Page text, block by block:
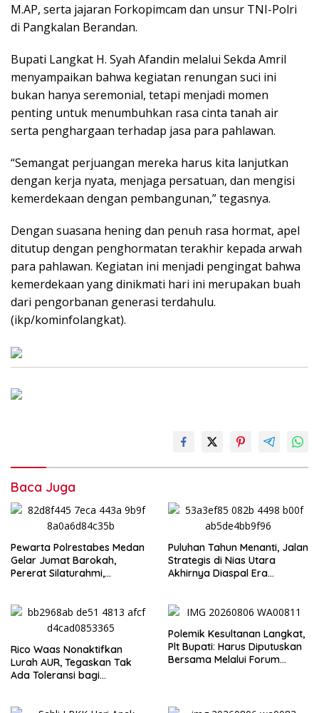
M.AP, serta jajaran Forkopimcam dan unsur TNI-Polri
di Pangkalan Berandan.
Bupati Langkat H. Syah Afandin melalui Sekda Amril
menyampaikan bahwa kegiatan renungan suci ini
bukan hanya seremonial, tetapi menjadi momen
penting untuk menumbuhkan rasa cinta tanah air
serta penghargaan terhadap jasa para pahlawan.
“Semangat perjuangan mereka harus kita lanjutkan
dengan kerja nyata, menjaga persatuan, dan mengisi
kemerdekaan dengan pembangunan,” tegasnya.
Dengan suasana hening dan penuh rasa hormat, apel
ditutup dengan penghormatan terakhir kepada arwah
para pahlawan. Kegiatan ini menjadi pengingat bahwa
kemerdekaan yang dinikmati hari ini merupakan buah
dari pengorbanan generasi terdahulu.
(ikp/kominfolangkat).
Baca Juga
Pewarta Polrestabes Medan
Gelar Jumat Barokah,
Pererat Silaturahmi,
Puluhan Tahun Menanti, Jalan
Strategis di Nias Utara
Akhirnya Diaspal Era
Rico Waas Nonaktifkan
Lurah AUR, Tegaskan Tak
Ada Toleransi bagi
Polemik Kesultanan Langkat,
Plt Bupati: Harus Diputuskan
Bersama Melalui Forum